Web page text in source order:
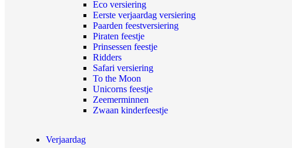
Eco versiering
Eerste verjaardag versiering
Paarden feestversiering
Piraten feestje
Prinsessen feestje
Ridders
Safari versiering
To the Moon
Unicorns feestje
Zeemerminnen
Zwaan kinderfeestje
Verjaardag